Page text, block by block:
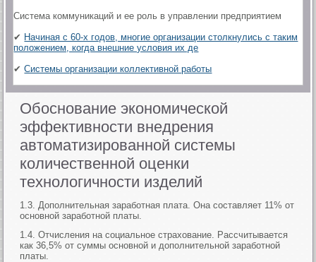
Система коммуникаций и ее роль в управлении предприятием
✔ Начиная с 60-х годов, многие организации столкнулись с таким
положением, когда внешние условия их де
✔Системы организации коллективной работы
Обоснование экономической
эффективности внедрения
автоматизированной системы
количественной оценки
технологичности изделий
1.3. Дополнительная заработная плата. Она составляет 11% от
основной заработной платы.
1.4. Отчисления на социальное страхование. Рассчитывается
как 36,5% от суммы основной и дополнительной заработной
платы.